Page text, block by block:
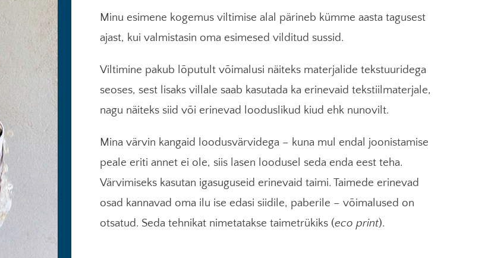
Minu esimene kogemus viltimise alal pärineb kümme aasta tagusest
ajast, kui valmistasin oma esimesed vilditud sussid.
Viltimine pakub lõputult võimalusi näiteks materjalide tekstuuridega
seoses, sest lisaks villale saab kasutada ka erinevaid tekstiilmaterjale,
nagu näiteks siid või erinevad looduslikud kiud ehk nunovilt.
Mina värvin kangaid loodusvärvidega – kuna mul endal joonistamise
peale eriti annet ei ole, siis lasen loodusel seda enda eest teha.
Värvimiseks kasutan igasuguseid erinevaid taimi. Taimede erinevad
osad kannavad oma ilu ise edasi siidile, paberile – võimalused on
otsatud. Seda tehnikat nimetatakse taimetrükiks (eco print).